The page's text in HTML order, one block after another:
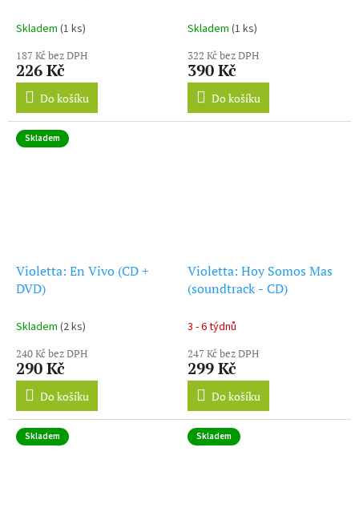
Skladem (1 ks)
187 Kč bez DPH
226 Kč
Do košíku
Skladem (1 ks)
322 Kč bez DPH
390 Kč
Do košíku
Skladem
Violetta: En Vivo (CD +
DVD)
Skladem (2 ks)
240 Kč bez DPH
290 Kč
Do košíku
Violetta: Hoy Somos Mas
(soundtrack - CD)
3 - 6 týdnů
247 Kč bez DPH
299 Kč
Do košíku
Skladem Skladem